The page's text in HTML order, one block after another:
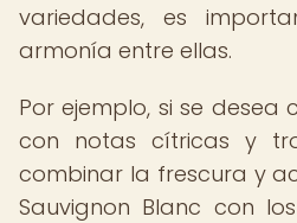
variedades, es
armonía entre ellas.
Por ejemplo, si se desea
con notas cítricas y
combinar la frescura y
Sauvignon Blanc con